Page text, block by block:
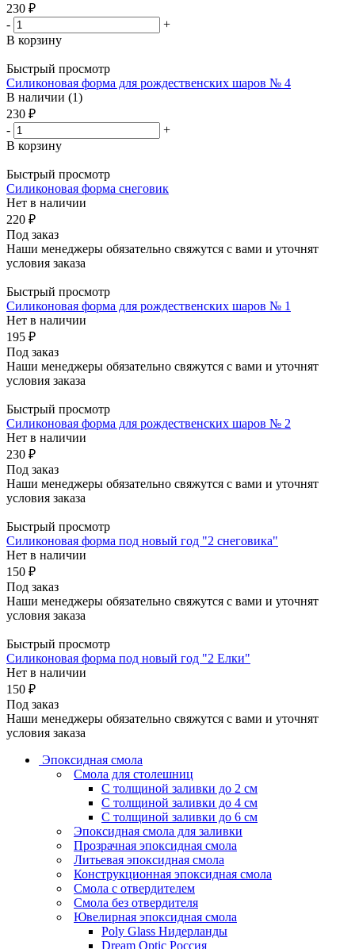
230 ₽
-
+
В корзину
Быстрый просмотр
Силиконовая форма для рождественских шаров № 4
В наличии (1)
230 ₽
-
+
В корзину
Быстрый просмотр
Силиконовая форма снеговик
Нет в наличии
220 ₽
Под заказ
Наши менеджеры обязательно свяжутся с вами и уточнят
условия заказа
Быстрый просмотр
Силиконовая форма для рождественских шаров № 1
Нет в наличии
195 ₽
Под заказ
Наши менеджеры обязательно свяжутся с вами и уточнят
условия заказа
Быстрый просмотр
Силиконовая форма для рождественских шаров № 2
Нет в наличии
230 ₽
Под заказ
Наши менеджеры обязательно свяжутся с вами и уточнят
условия заказа
Быстрый просмотр
Силиконовая форма под новый год "2 снеговика"
Нет в наличии
150 ₽
Под заказ
Наши менеджеры обязательно свяжутся с вами и уточнят
условия заказа
Быстрый просмотр
Силиконовая форма под новый год "2 Елки"
Нет в наличии
150 ₽
Под заказ
Наши менеджеры обязательно свяжутся с вами и уточнят
условия заказа
Эпоксидная смола
Смола для столешниц
С толщиной заливки до 2 см
С толщиной заливки до 4 см
С толщиной заливки до 6 см
Эпоксидная смола для заливки
Прозрачная эпоксидная смола
Литьевая эпоксидная смола
Конструкционная эпоксидная смола
Смола с отвердителем
Смола без отвердителя
Ювелирная эпоксидная смола
Poly Glass Нидерланды
Dream Optic Россия